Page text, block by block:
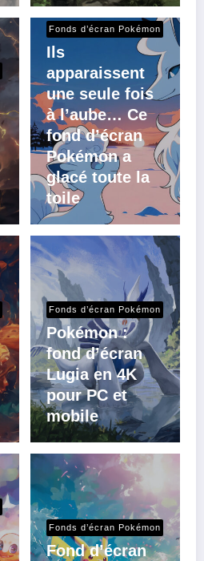
Fonds d’écran Pokémon
Ils
apparaissent
une seule fois
à l’aube… Ce
fond d’écran
Pokémon a
glacé toute la
toile
Fonds d’écran Pokémon
Pokémon :
fond d’écran
Lugia en 4K
pour PC et
mobile
Fonds d’écran Pokémon
Fond d’écran